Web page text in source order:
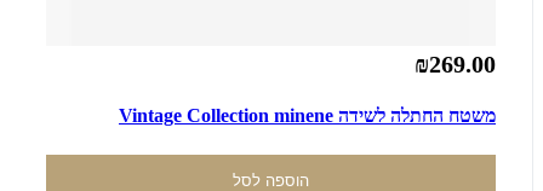
₪269.00
משטח החתלה לשידה Vintage Collection minene
הוספה לסל